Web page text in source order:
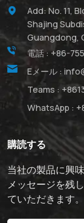
Add: No. 11,
Shajing
Guangdong,
電話 :+86-
Eメール :
Teams :
WhatsApp :
購読する
当社の製品に興
メッセージを残
ていただきます。